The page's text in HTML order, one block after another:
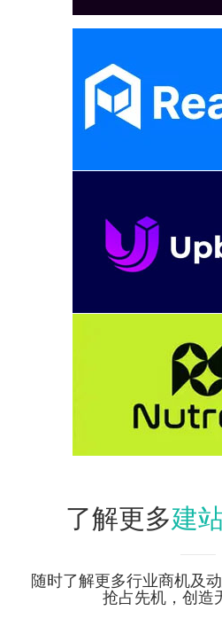
了解更多建
随时了解更多行业商机及
抢占先机，创造